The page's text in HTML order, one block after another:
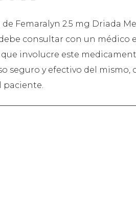
Femaralyn 2.5 mg Driada
consultar con un médico
involucre este
seguro y efectivo del
paciente.